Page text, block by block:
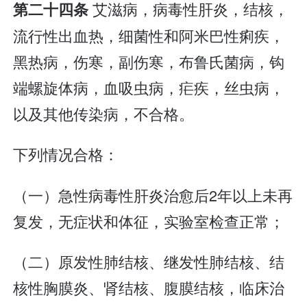
第二十四条艾滋病，病毒性肝炎，结核，
流行性出血热，细菌性和阿米巴性痢疾，
黑热病，伤寒，副伤寒，布鲁氏菌病，钩
端螺旋体病，血吸虫病，疟疾，丝虫病，
以及其他传染病，不合格。
下列情况合格：
（一）急性病毒性肝炎治愈后2年以上未再
复发，无症状和体征，实验室检查正常；
（二）原发性肺结核、继发性肺结核、结
核性胸膜炎、肾结核、腹膜结核，临床治